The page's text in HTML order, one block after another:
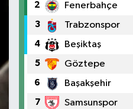
2 Fenerbahçe
3 Trabzonspor
4 Beşiktaş
5 Göztepe
6 Başakşehir
7 Samsunspor